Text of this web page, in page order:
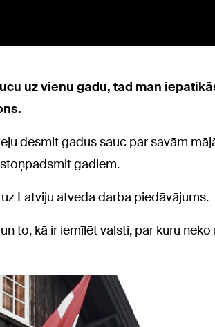
uz vienu gadu, tad man
desmit gadus sauc par savām
gadiem.
Latviju atveda darba piedāvājums.
to, kā ir iemīlēt valsti, par kuru neko